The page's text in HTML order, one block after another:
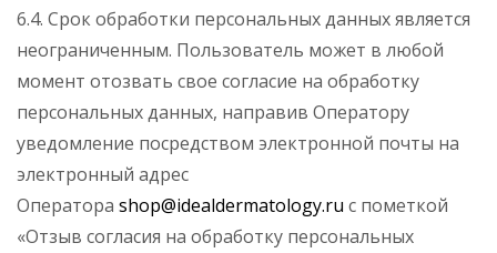
6.4. Срок обработки персональных данных является
неограниченным. Пользователь может в любой
момент отозвать свое согласие на обработку
персональных данных, направив Оператору
уведомление посредством электронной почты на
электронный адрес
Оператора shop@idealdermatology.ru с пометкой
«Отзыв согласия на обработку персональных